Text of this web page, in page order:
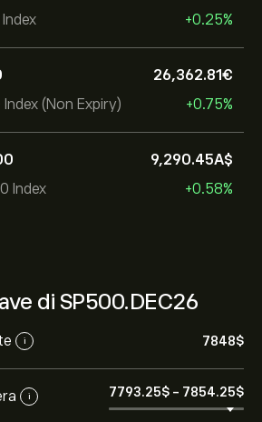
+0.25%
Index (Non Expiry)
26,362.81‎€‎
+0.75%
Index
9,290.45‎A$‎
+0.58%
di SP500.DEC26
i 7848‎$‎
i 7793.25‎$‎ - 7854.25‎$‎